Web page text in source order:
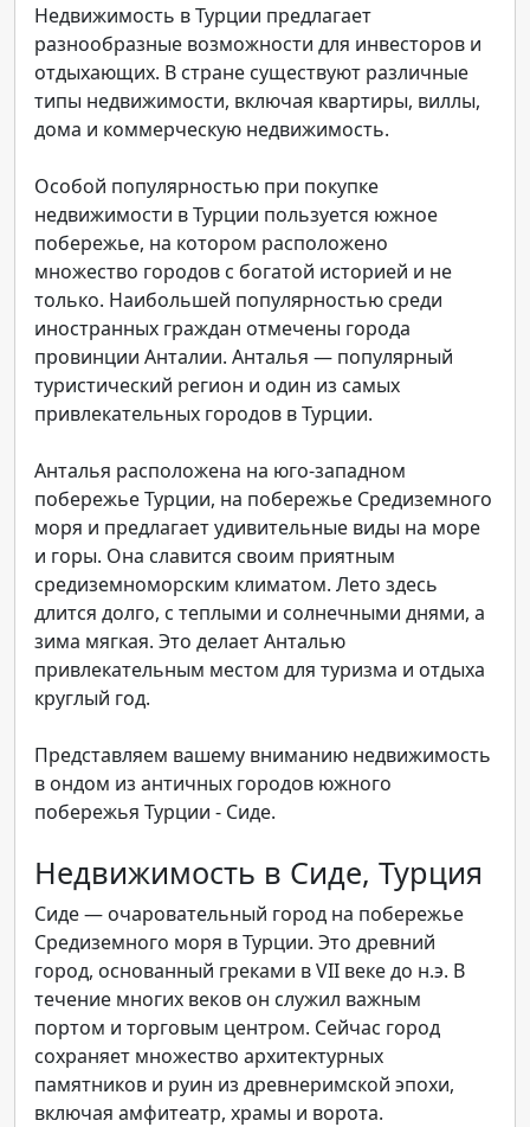
Недвижимость в Турции предлагает
разнообразные возможности для инвесторов и
отдыхающих. В стране существуют различные
типы недвижимости, включая квартиры, виллы,
дома и коммерческую недвижимость.
Особой популярностью при покупке
недвижимости в Турции пользуется южное
побережье, на котором расположено
множество городов с богатой историей и не
только. Наибольшей популярностью среди
иностранных граждан отмечены города
провинции Анталии. Анталья — популярный
туристический регион и один из самых
привлекательных городов в Турции.
Анталья расположена на юго-западном
побережье Турции, на побережье Средиземного
моря и предлагает удивительные виды на море
и горы. Она славится своим приятным
средиземноморским климатом. Лето здесь
длится долго, с теплыми и солнечными днями, а
зима мягкая. Это делает Анталью
привлекательным местом для туризма и отдыха
круглый год.
Представляем вашему вниманию недвижимость
в ондом из античных городов южного
побережья Турции - Сиде.
Недвижимость в Сиде, Турция
Сиде — очаровательный город на побережье
Средиземного моря в Турции. Это древний
город, основанный греками в VII веке до н.э. В
течение многих веков он служил важным
портом и торговым центром. Сейчас город
сохраняет множество архитектурных
памятников и руин из древнеримской эпохи,
включая амфитеатр, храмы и ворота.